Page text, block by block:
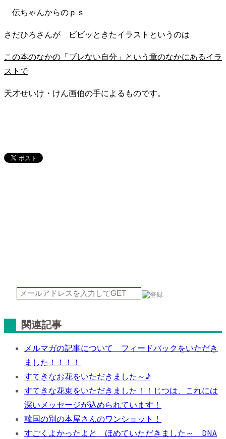
伝ちゃんからのｐｓ
さだひろさんが ビビッときたイラストというのは
この本のなかの「ブレない自分」という章のなかにあるイラ
ストで
天才せいけ・けん画伯の手によるものです。
関連記事
メルマガの記事について フィードバックをいただき
ました！！！！
すてきなお花をいただきました～♪
すてきな花束をいただきました！！じつは、これには
深いメッセージが込められています！
韓国の別の本屋さんのワンショット！
すごくよかったよと ほめていただきました～ DNA